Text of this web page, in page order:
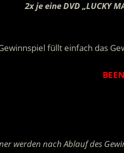
2x je eine DVD „LUCKY
füllt einfach das
werden nach Ablauf des